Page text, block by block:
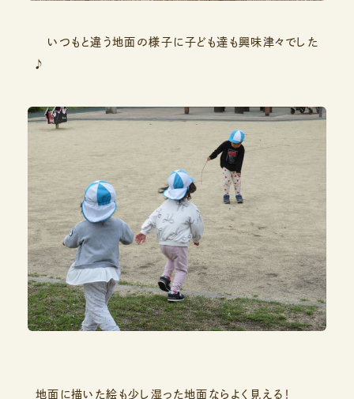
いつもと違う地面の様子に子ども達も興味津々でした
♪
地面に描いた絵も少し湿った地面ならよく見える！